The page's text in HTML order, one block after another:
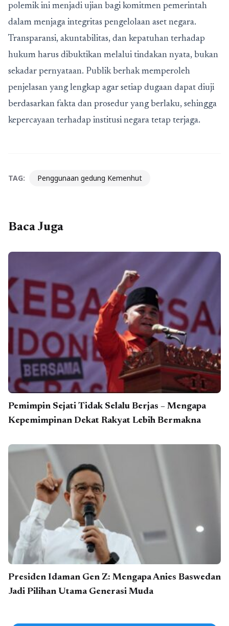
polemik ini menjadi ujian bagi komitmen pemerintah
dalam menjaga integritas pengelolaan aset negara.
Transparansi, akuntabilitas, dan kepatuhan terhadap
hukum harus dibuktikan melalui tindakan nyata, bukan
sekadar pernyataan. Publik berhak memperoleh
penjelasan yang lengkap agar setiap dugaan dapat diuji
berdasarkan fakta dan prosedur yang berlaku, sehingga
kepercayaan terhadap institusi negara tetap terjaga.
TAG: Penggunaan gedung Kemenhut
Baca Juga
Pemimpin Sejati Tidak Selalu Berjas – Mengapa
Kepemimpinan Dekat Rakyat Lebih Bermakna
Presiden Idaman Gen Z: Mengapa Anies Baswedan
Jadi Pilihan Utama Generasi Muda